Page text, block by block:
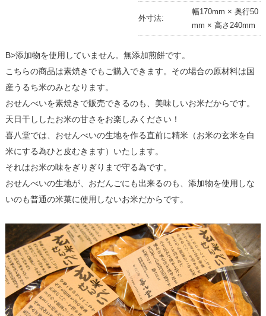
外寸法:
幅170mm × 奥行50
mm × 高さ240mm
B>添加物を使用していません。無添加煎餅です。
こちらの商品は素焼きでもご購入できます。その場合の原材料は国
産うるち米のみとなります。
おせんべいを素焼きで販売できるのも、美味しいお米だからです。
天日干ししたお米の甘さをお楽しみください！
喜八堂では、おせんべいの生地を作る直前に精米（お米の玄米を白
米にする為ひと皮むきます）いたします。
それはお米の味をぎりぎりまで守る為です。
おせんべいの生地が、おだんごにも出来るのも、添加物を使用しな
いのも普通の米菓に使用しないお米だからです。